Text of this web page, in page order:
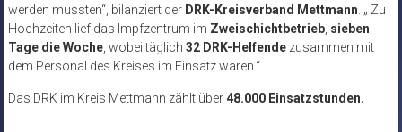
werden mussten“, bilanziert der DRK-Kreisverband Mettmann. „ Zu
Hochzeiten lief das Impfzentrum im Zweischichtbetrieb, sieben
Tage die Woche, wobei täglich 32 DRK-Helfendezusammen mit
dem Personal des Kreises im Einsatz waren.“
Das DRK im Kreis Mettmann zählt über48.000 Einsatzstunden.